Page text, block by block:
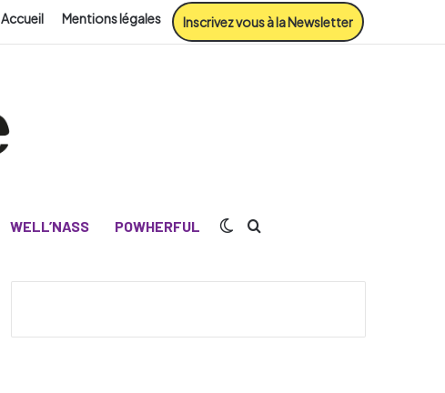
Accueil Mentions légales Inscrivez vous à la Newsletter
WELL’NASS POWHERFUL Switch skin